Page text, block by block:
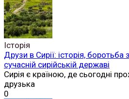
Історія
Друзи в Сирії: історія,
сучасній сирійській державі
Сирія є країною, де сьогодні
друзька
0